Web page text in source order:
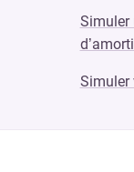
Simuler
Simuler